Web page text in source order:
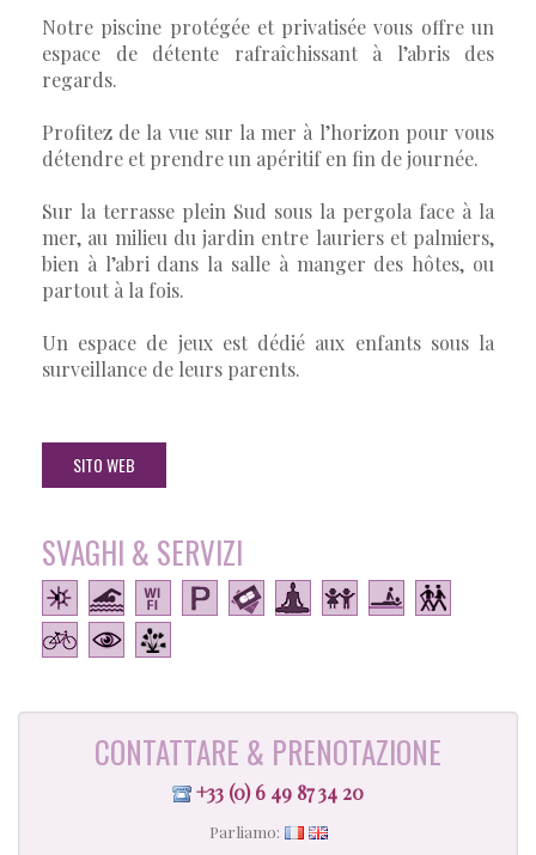
Notre piscine protégée et privatisée vous offre un
espace de détente rafraîchissant à l’abris des
regards.
Profitez de la vue sur la mer à l’horizon pour vous
détendre et prendre un apéritif en fin de journée.
Sur la terrasse plein Sud sous la pergola face à la
mer, au milieu du jardin entre lauriers et palmiers,
bien à l’abri dans la salle à manger des hôtes, ou
partout à la fois.
Un espace de jeux est dédié aux enfants sous la
surveillance de leurs parents.
SITO WEB
SVAGHI & SERVIZI
CONTATTARE & PRENOTAZIONE
+33 (0) 6 49 87 34 20
Parliamo: